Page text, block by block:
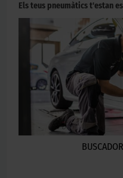
Els teus pneumàtics t'estan